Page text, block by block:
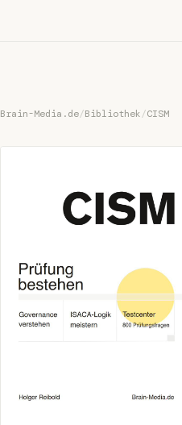
Brain-Media.de/Bibliothek/CISM